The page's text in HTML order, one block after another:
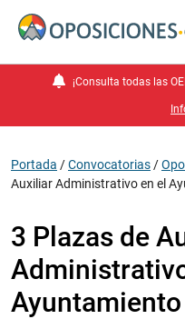
¡Consulta todas las
Portada /Convocatorias /
Auxiliar Administrativo en el
3 Plazas de